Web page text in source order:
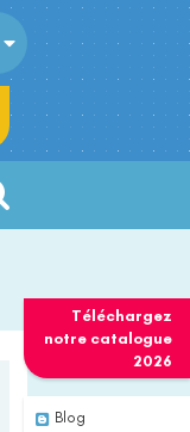
Téléchargez
notre catalogue
2026
Blog